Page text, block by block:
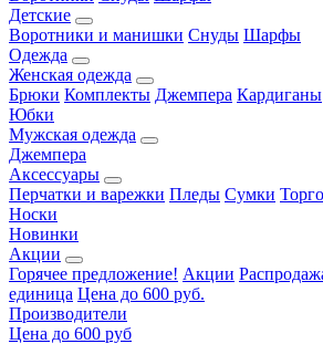
Детские
Воротники и манишки Снуды Шарфы
Одежда
Женская одежда
Брюки Комплекты Джемпера Кардиганы
Юбки
Мужская одежда
Джемпера
Аксессуары
Перчатки и варежки Пледы Сумки
Носки
Новинки
Акции
Горячее предложение! Акции
единица Цена до 600 руб.
Производители
Цена до 600 руб